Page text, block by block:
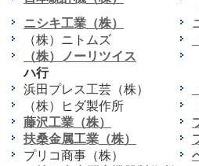
ニシキ工業（株）
（株）ニトムズ
（株）ノーリツイス
ハ行
浜田プレス工芸（株）
（株）ヒダ製作所
藤沢工業（株）
扶桑金属工業（株）
プリコ商事（株）